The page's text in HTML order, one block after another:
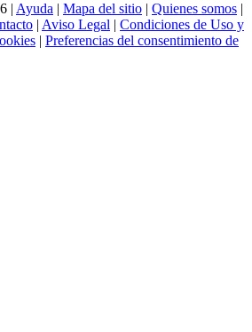
| Ayuda | Mapa del sitio | Quienes somos |
| Aviso Legal | Condiciones de Uso y
| Preferencias del consentimiento de